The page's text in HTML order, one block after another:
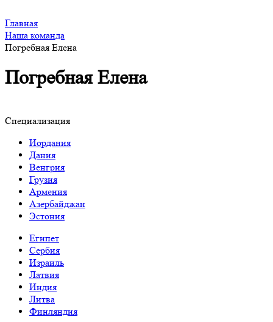
Главная
Наша команда
Погребная Елена
Погребная Елена
Специализация
Иордания
Дания
Венгрия
Грузия
Армения
Азербайджан
Эстония
Египет
Сербия
Израиль
Латвия
Индия
Литва
Финляндия